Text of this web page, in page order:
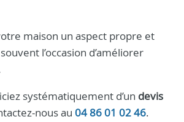
maison un aspect propre et
l’occasion d’améliorer
systématiquement d’un devis
nous au 04 86 01 02 46.